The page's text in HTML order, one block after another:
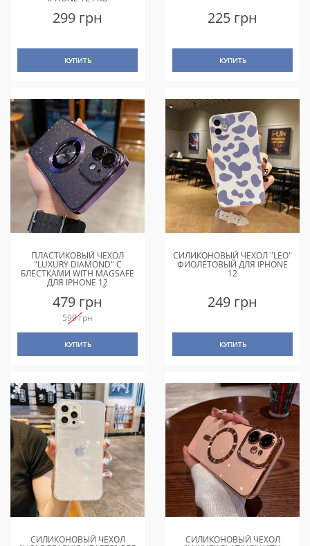
299 грн
КУПИТЬ
225 грн
КУПИТЬ
ПЛАСТИКОВЫЙ ЧЕХОЛ
"LUXURY DIAMOND" С
БЛЕСТКАМИ WITH MAGSAFE
ДЛЯ IPHONE 12
ФИОЛЕТОВЫЙ
479 грн
599 грн
КУПИТЬ
СИЛИКОНОВЫЙ ЧЕХОЛ "LEO"
ФИОЛЕТОВЫЙ ДЛЯ IPHONE
12
249 грн
КУПИТЬ
СИЛИКОНОВЫЙ ЧЕХОЛ СИЛИКОНОВЫЙ ЧЕХОЛ